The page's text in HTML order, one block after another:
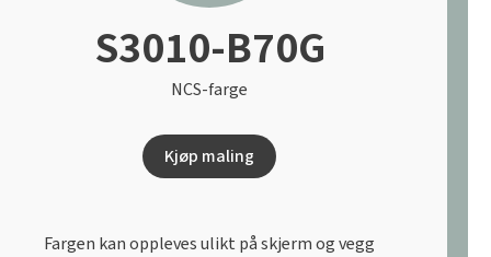
S3010-B70G
NCS-farge
Kjøp maling
Fargen kan oppleves ulikt på skjerm og vegg